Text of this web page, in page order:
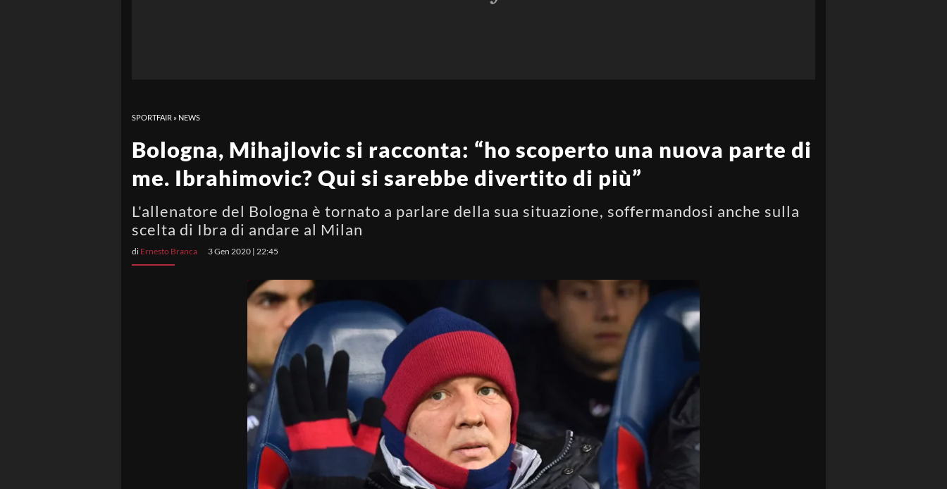
SPORTFAIR » NEWS
Bologna, Mihajlovic si racconta: “ho scoperto una nuova parte di
me. Ibrahimovic? Qui si sarebbe divertito di più”
L'allenatore del Bologna è tornato a parlare della sua situazione, soffermandosi anche sulla
scelta di Ibra di andare al Milan
di Ernesto Branca 3 Gen 2020 | 22:45